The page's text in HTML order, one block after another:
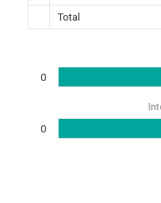
Total
0
0